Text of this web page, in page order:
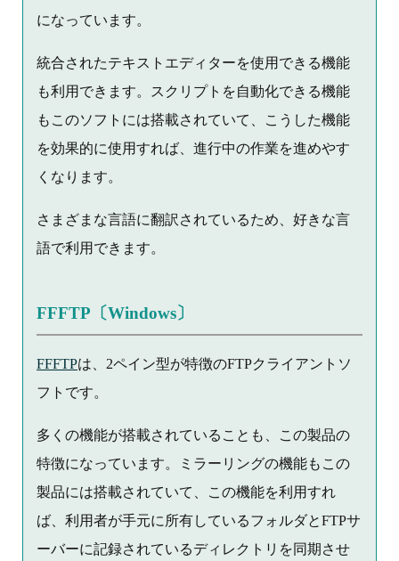
になっています。
統合されたテキストエディターを使用できる機能
も利用できます。スクリプトを自動化できる機能
もこのソフトには搭載されていて、こうした機能
を効果的に使用すれば、進行中の作業を進めやす
くなります。
さまざまな言語に翻訳されているため、好きな言
語で利用できます。
FFFTP〔Windows〕
FFFTPは、2ペイン型が特徴のFTPクライアントソ
フトです。
多くの機能が搭載されていることも、この製品の
特徴になっています。ミラーリングの機能もこの
製品には搭載されていて、この機能を利用すれ
ば、利用者が手元に所有しているフォルダとFTPサ
ーバーに記録されているディレクトリを同期させ